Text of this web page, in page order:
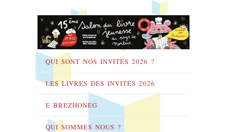
QUI SONT NOS INVITÉS 2026 ?
LES LIVRES DES INVITÉS 2026
E BREZHONEG
QUI SOMMES NOUS ?